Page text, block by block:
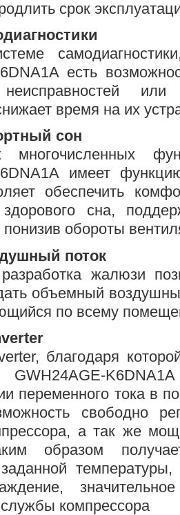
срок
есть
неисправностей
время на их
сон
имеет
обеспечить
здорового сна,
обороты
поток
жалюзи
объемный
по всему
благодаря
GWH24AGE-
переменного тока в
свободно
а так же
образом
компрессора